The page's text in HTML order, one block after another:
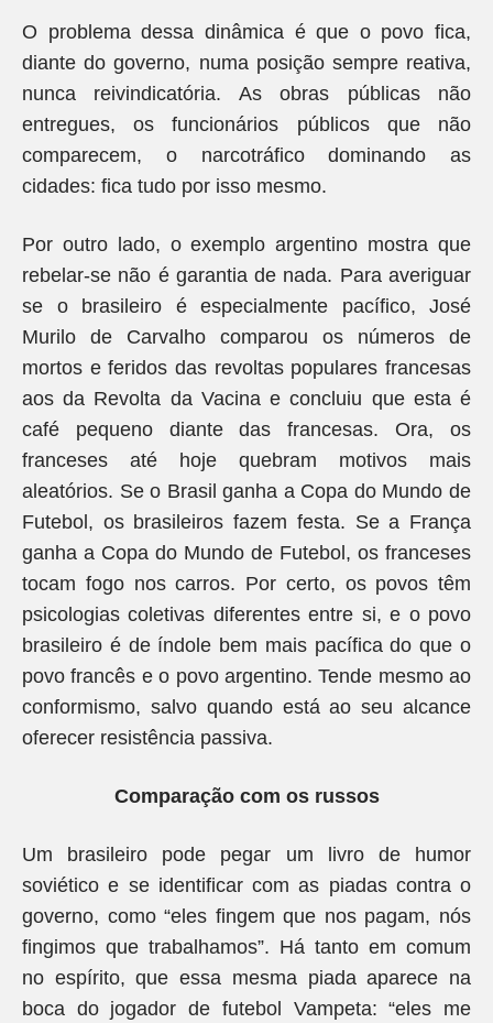
O problema dessa dinâmica é que o povo fica,
diante do governo, numa posição sempre reativa,
nunca reivindicatória. As obras públicas não
entregues, os funcionários públicos que não
comparecem, o narcotráfico dominando as
cidades: fica tudo por isso mesmo.
Por outro lado, o exemplo argentino mostra que
rebelar-se não é garantia de nada. Para averiguar
se o brasileiro é especialmente pacífico, José
Murilo de Carvalho comparou os números de
mortos e feridos das revoltas populares francesas
aos da Revolta da Vacina e concluiu que esta é
café pequeno diante das francesas. Ora, os
franceses até hoje quebram motivos mais
aleatórios. Se o Brasil ganha a Copa do Mundo de
Futebol, os brasileiros fazem festa. Se a França
ganha a Copa do Mundo de Futebol, os franceses
tocam fogo nos carros. Por certo, os povos têm
psicologias coletivas diferentes entre si, e o povo
brasileiro é de índole bem mais pacífica do que o
povo francês e o povo argentino. Tende mesmo ao
conformismo, salvo quando está ao seu alcance
oferecer resistência passiva.
Comparação com os russos
Um brasileiro pode pegar um livro de humor
soviético e se identificar com as piadas contra o
governo, como “eles fingem que nos pagam, nós
fingimos que trabalhamos”. Há tanto em comum
no espírito, que essa mesma piada aparece na
boca do jogador de futebol Vampeta: “eles me